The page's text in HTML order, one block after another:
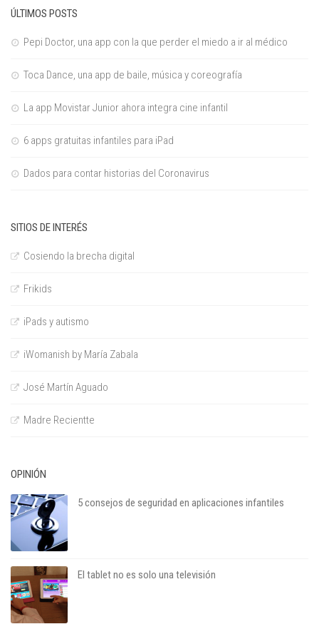
ÚLTIMOS POSTS
Pepi Doctor, una app con la que perder el miedo a ir al médico
Toca Dance, una app de baile, música y coreografía
La app Movistar Junior ahora integra cine infantil
6 apps gratuitas infantiles para iPad
Dados para contar historias del Coronavirus
SITIOS DE INTERÉS
Cosiendo la brecha digital
Frikids
iPads y autismo
iWomanish by María Zabala
José Martín Aguado
Madre Recientte
OPINIÓN
5 consejos de seguridad en aplicaciones infantiles
El tablet no es solo una televisión